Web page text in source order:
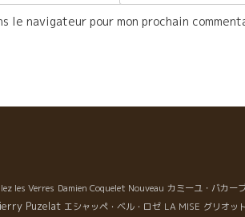
le navigateur pour mon prochain
les Verres Damien Coquelet Nouveau カミーユ・バカー
Puzelat エシャッペ・ベル・ロゼ LA MISE グリオッ